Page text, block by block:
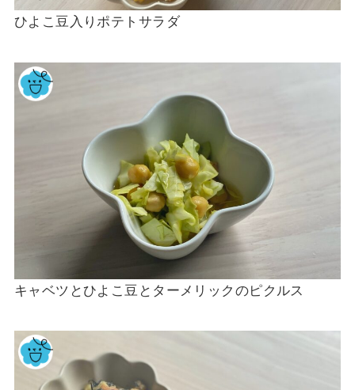
ひよこ豆入りポテトサラダ
キャベツとひよこ豆とターメリックのピクルス